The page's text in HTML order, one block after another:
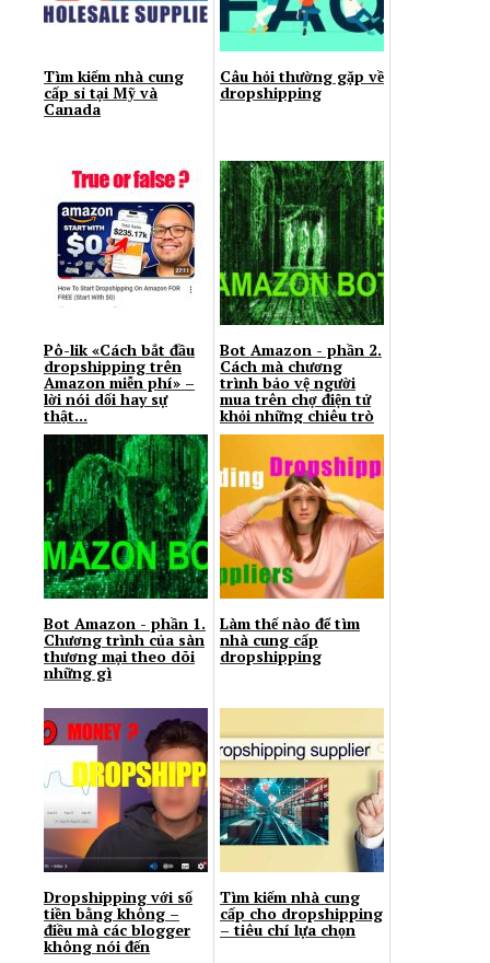
Tìm kiếm nhà cung
cấp sỉ tại Mỹ và
Canada
Câu hỏi thường gặp về
dropshipping
Рô-lik «Cách bắt đầu
dropshipping trên
Amazon miễn phí» –
lời nói dối hay sự
thật...
Bot Amazon - phần 2.
Cách mà chương
trình bảo vệ người
mua trên chợ điện tử
khỏi những chiêu trò
của...
Bot Amazon - phần 1.
Chương trình của sàn
thương mại theo dõi
những gì
Làm thế nào để tìm
nhà cung cấp
dropshipping
Dropshipping với số
tiền bằng không –
điều mà các blogger
không nói đến
Tìm kiếm nhà cung
cấp cho dropshipping
– tiêu chí lựa chọn